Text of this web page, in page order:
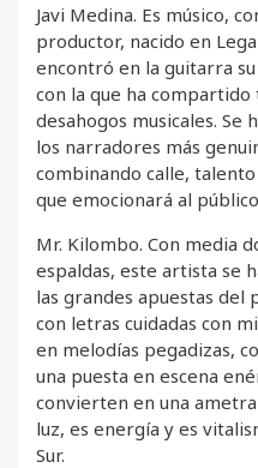
Javi Medina. Es músico,
productor, nacido en
encontró en la guitarra
con la que ha
desahogos musicales. Se
los narradores más
combinando calle,
que emocionará al
Mr. Kilombo. Con media
espaldas, este artista se
las grandes apuestas del
con letras cuidadas con
en melodías pegadizas,
una puesta en escena
convierten en una
luz, es energía y es
Sur.